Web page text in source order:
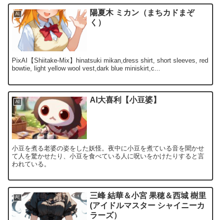
AI
陽夏木 ミカン（まちカドまぞ
く）
PixAI【Shiitake-Mix】hinatsuki mikan,dress shirt, short sleeves, red
bowtie, light yellow wool vest,dark blue miniskirt,c...
AI AI大喜利【小豆婆】
小豆を煮る老婆の姿をした妖怪。夜中に小豆を煮ている音を聞かせ
て人を驚かせたり、小豆を食べている人に呪いをかけたりすると言
われている。
AI
三峰 結華＆小宮 果穂＆西城 樹里
(アイドルマスター シャイニーカ
ラーズ）